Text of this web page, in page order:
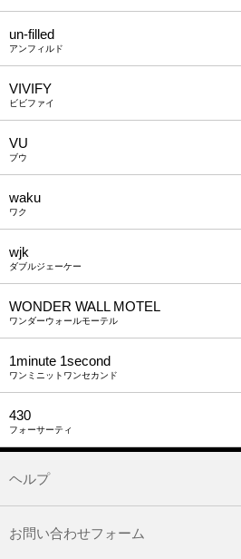
un-filled
アンフィルド
VIVIFY
ビビファイ
VU
ブウ
waku
ワク
wjk
ダブルジェーケー
WONDER WALL MOTEL
ワンダーウォールモーテル
1minute​ 1second
ワンミニットワンセカンド
430
フォーサーティ
ヘルプ
お問い合わせフォーム